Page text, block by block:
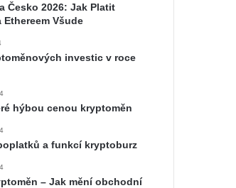
Česko 2026: Jak Platit
Ethereem Všude
investic v roce
hýbou cenou kryptoměn
a funkcí kryptoburz
– Jak mění obchodní